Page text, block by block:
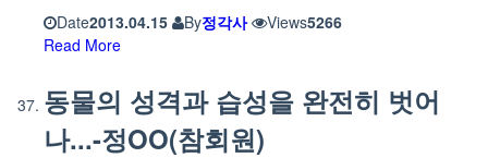
Date2013.04.15 By정각사 Views5266
Read More
동물의 성격과 습성을 완전히 벗어
나...-정OO(참회원)